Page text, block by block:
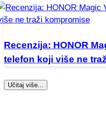
Recenzija: HONOR
telefon koji više ne
Učitaj više...